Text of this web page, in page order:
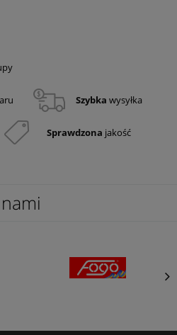
Szybka wysyłka
Sprawdzona jakość